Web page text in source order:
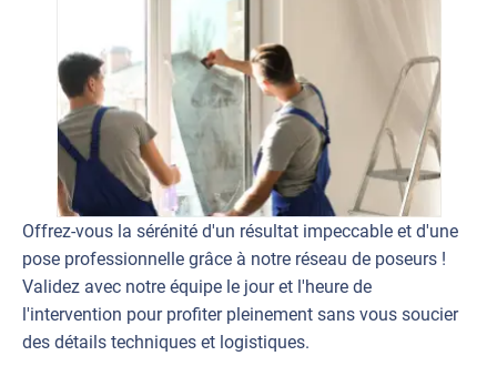
Offrez-vous la sérénité d'un résultat impeccable et d'une
pose professionnelle grâce à notre réseau de poseurs !
Validez avec notre équipe le jour et l'heure de
l'intervention pour profiter pleinement sans vous soucier
des détails techniques et logistiques.